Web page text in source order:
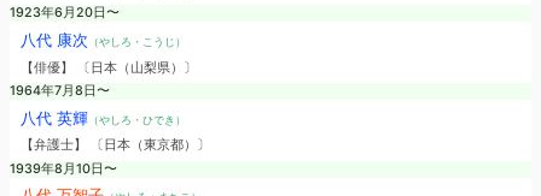
1923年6月20日〜
八代 康次 （やしろ・こうじ）
【俳優】 〔日本（山梨県）〕
1964年7月8日〜
八代 英輝（やしろ・ひでき）
【弁護士】 〔日本（東京都）〕
1939年8月10日〜